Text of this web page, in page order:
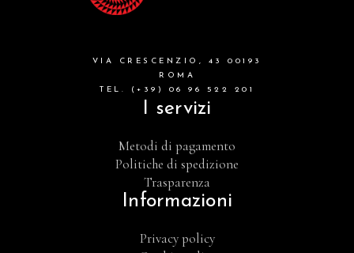
VIA CRESCENZIO, 43 00193
ROMA
TEL. (+39) 06 96 522 201
I servizi
Metodi di pagamento
Politiche di spedizione
Trasparenza
Informazioni
Privacy policy